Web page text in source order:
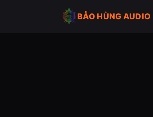
BẢO HÙNG AUDIO